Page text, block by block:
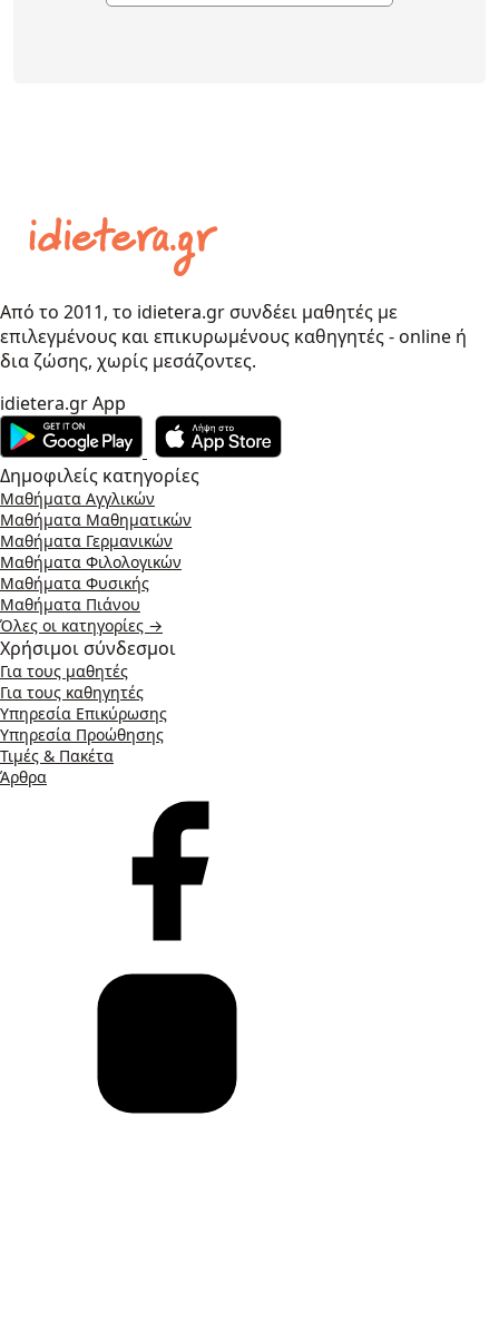
Από το 2011, το idietera.gr συνδέει μαθητές με
επιλεγμένους και επικυρωμένους καθηγητές - online ή
δια ζώσης, χωρίς μεσάζοντες.
idietera.gr App
Δημοφιλείς κατηγορίες
Μαθήματα Αγγλικών
Μαθήματα Μαθηματικών
Μαθήματα Γερμανικών
Μαθήματα Φιλολογικών
Μαθήματα Φυσικής
Μαθήματα Πιάνου
Όλες οι κατηγορίες →
Χρήσιμοι σύνδεσμοι
Για τους μαθητές
Για τους καθηγητές
Υπηρεσία Επικύρωσης
Υπηρεσία Προώθησης
Τιμές & Πακέτα
Άρθρα